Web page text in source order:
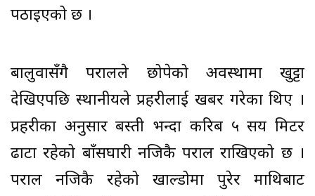
पठाइएको छ ।
बालुवासँगै परालले छोपेको अवस्थामा खुट्टा
देखिएपछि स्थानीयले प्रहरीलाई खबर गरेका थिए ।
प्रहरीका अनुसार बस्ती भन्दा करिब ५ सय मिटर
ढाटा रहेको बाँसघारी नजिकै पराल राखिएको छ ।
पराल नजिकै रहेको खाल्डोमा पुरेर माथिबाट